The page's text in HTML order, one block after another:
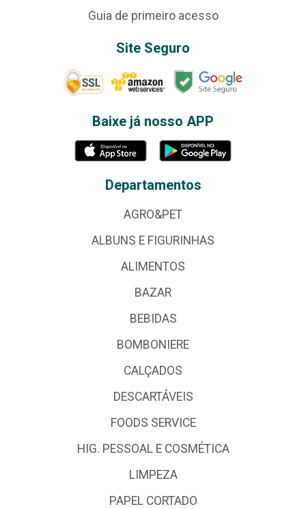
Guia de primeiro acesso
Site Seguro
Baixe já nosso APP
Departamentos
AGRO&PET
ALBUNS E FIGURINHAS
ALIMENTOS
BAZAR
BEBIDAS
BOMBONIERE
CALÇADOS
DESCARTÁVEIS
FOODS SERVICE
HIG. PESSOAL E COSMÉTICA
LIMPEZA
PAPEL CORTADO